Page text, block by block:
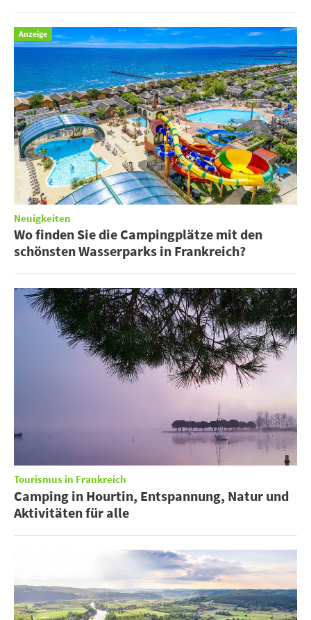
Anzeige
Neuigkeiten
Wo finden Sie die Campingplätze mit den
schönsten Wasserparks in Frankreich?
Tourismus in Frankreich
Camping in Hourtin, Entspannung, Natur und
Aktivitäten für alle